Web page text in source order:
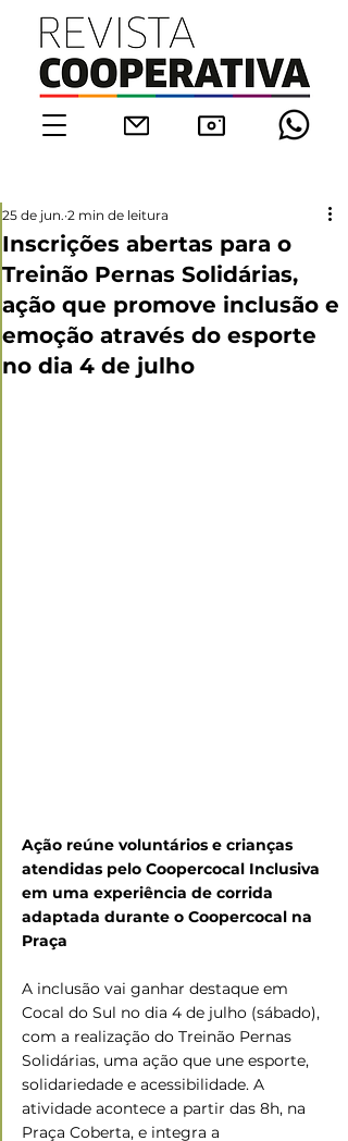
Inscrições abertas para o
Treinão Pernas Solidárias,
ação que promove inclusão e
emoção através do esporte
no dia 4 de julho
25 de jun. 2 min de leitura
Ação reúne voluntários e crianças
atendidas pelo Coopercocal Inclusiva
em uma experiência de corrida
adaptada durante o Coopercocal na
Praça
A inclusão vai ganhar destaque em
Cocal do Sul no dia 4 de julho (sábado),
com a realização do Treinão Pernas
Solidárias, uma ação que une esporte,
solidariedade e acessibilidade. A
atividade acontece a partir das 8h, na
Praça Coberta, e integra a